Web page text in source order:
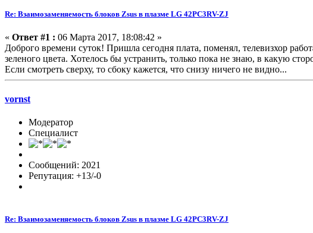
Re: Взаимозаменяемость блоков Zsus в плазме LG 42PC3RV-ZJ
« Ответ #1 : 06 Марта 2017, 18:08:42 »
Доброго времени суток! Пришла сегодня плата, поменял, телевизхор
зеленого цвета. Хотелось бы устранить, только пока не знаю, в какую
Если смотреть сверху, то сбоку кажется, что снизу ничего не видно...
vornst
Модератор
Специалист
Сообщений: 2021
Репутация: +13/-0
Re: Взаимозаменяемость блоков Zsus в плазме LG 42PC3RV-ZJ